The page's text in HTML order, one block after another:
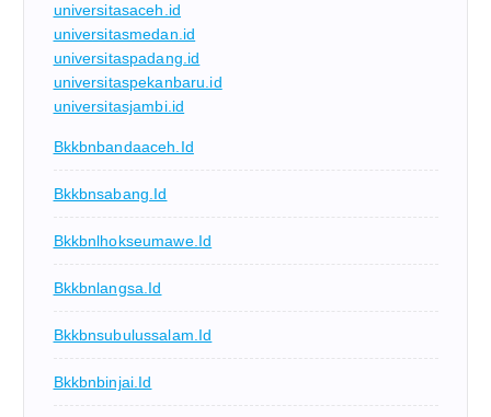
universitasaceh.id
universitasmedan.id
universitaspadang.id
universitaspekanbaru.id
universitasjambi.id
Bkkbnbandaaceh.id
Bkkbnsabang.id
Bkkbnlhokseumawe.id
Bkkbnlangsa.id
Bkkbnsubulussalam.id
Bkkbnbinjai.id